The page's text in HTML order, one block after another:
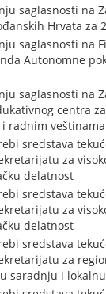
saglasnosti na
Hrvata za
saglasnosti na
Autonomne
saglasnosti na
centra
radnim
sredstava
za
delatnost
sredstava
za
delatnost
sredstava
za
saradnju i